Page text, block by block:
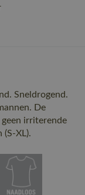
Sneldrogend.
De
irriterende
XL).